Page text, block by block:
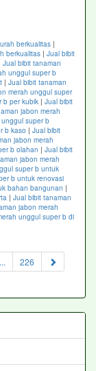
berkualitas |
berkualitas | Jual bibit
Jual bibit tanaman
unggul super b
| Jual bibit tanaman
merah unggul super
b per kubik | Jual bibit
jabon merah
super b
b kaso | Jual bibit
jabon merah
b olahan | Jual bibit
jabon merah
super b untuk
b untuk renovasi
bahan bangunan |
| Jual bibit tanaman
jabon merah
unggul super b di
... 226